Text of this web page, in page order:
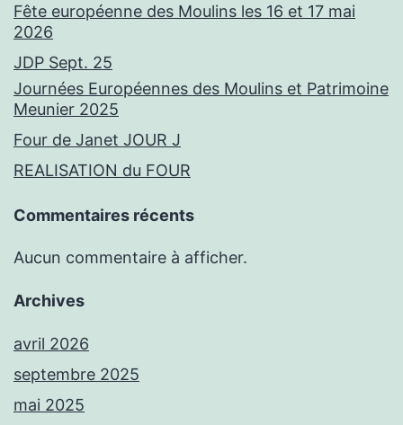
Fête européenne des Moulins les 16 et 17 mai
2026
JDP Sept. 25
Journées Européennes des Moulins et Patrimoine
Meunier 2025
Four de Janet JOUR J
REALISATION du FOUR
Commentaires récents
Aucun commentaire à afficher.
Archives
avril 2026
septembre 2025
mai 2025